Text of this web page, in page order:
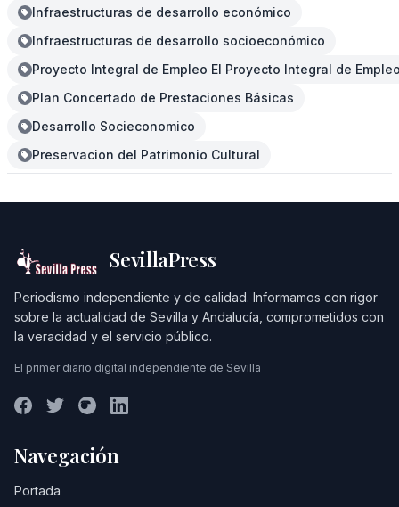
Infraestructuras de desarrollo económico
Infraestructuras de desarrollo socioeconómico
Proyecto Integral de Empleo El Proyecto Integral de
Plan Concertado de Prestaciones Básicas
Desarrollo Socieconomico
Preservacion del Patrimonio Cultural
SevillaPress
Periodismo independiente y de calidad. Informamos con rigor
sobre la actualidad de Sevilla y Andalucía, comprometidos con
la veracidad y el servicio público.
El primer diario digital independiente de Sevilla
Navegación
Portada